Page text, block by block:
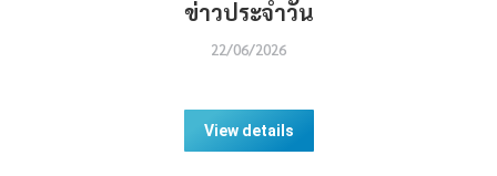
ข่าวประจำวัน
22/06/2026
View details